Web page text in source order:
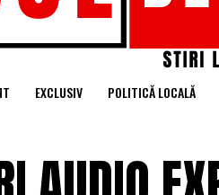
EXCLUSIV POLITICĂ LOCALĂ